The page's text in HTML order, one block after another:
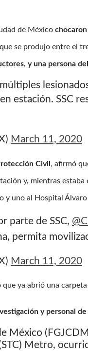
de México
se produjo entre el
y una persona
estación. SSC
March 11, 2020
Civil, afirmó
y, mientras estaba
y uno al Hospital
parte de SSC,
permita
March 11, 2020
ya abrió una
y personal
México
Metro,